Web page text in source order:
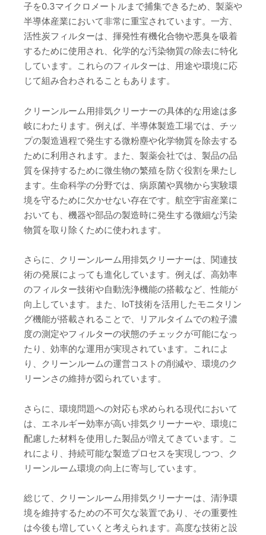
子を0.3マイクロメートルまで捕集できるため、製薬や
半導体産業において非常に重宝されています。一方、
活性炭フィルターは、揮発性有機化合物や悪臭を吸着
するために使用され、化学的な汚染物質の除去に特化
しています。これらのフィルターは、用途や環境に応
じて組み合わされることもあります。
クリーンルーム用排気クリーナーの具体的な用途は多
岐にわたります。例えば、半導体製造工場では、チッ
プの製造過程で発生する微粉塵や化学物質を除去する
ために利用されます。また、製薬会社では、製品の品
質を保持するために微生物の繁殖を防ぐ役割を果たし
ます。生命科学の分野では、病原菌や異物から実験環
境を守るために欠かせない存在です。航空宇宙産業に
おいても、機器や部品の製造時に発生する微細な汚染
物質を取り除くために使われます。
さらに、クリーンルーム用排気クリーナーは、関連技
術の発展によっても進化しています。例えば、高効率
のフィルター技術や自動洗浄機能の搭載など、性能が
向上しています。また、IoT技術を活用したモニタリン
グ機能が搭載されることで、リアルタイムでの粒子濃
度の測定やフィルターの状態のチェックが可能になっ
たり、効率的な運用が実現されています。これによ
り、クリーンルームの運営コストの削減や、環境のク
リーンさの維持が図られています。
さらに、環境問題への対応も求められる現代において
は、エネルギー効率が高い排気クリーナーや、環境に
配慮した材料を使用した製品が増えてきています。こ
れにより、持続可能な製造プロセスを実現しつつ、ク
リーンルーム環境の向上に寄与しています。
総じて、クリーンルーム用排気クリーナーは、清浄環
境を維持するための不可欠な装置であり、その重要性
は今後も増していくと考えられます。高度な技術と設